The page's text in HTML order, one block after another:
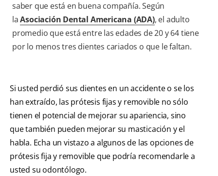
saber que está en buena compañía. Según
laAsociación Dental Americana (ADA), el adulto
promedio que está entre las edades de 20 y 64 tiene
por lo menos tres dientes cariados o que le faltan.
Si usted perdió sus dientes en un accidente o se los
han extraído, las prótesis fijas y removible no sólo
tienen el potencial de mejorar su apariencia, sino
que también pueden mejorar su masticación y el
habla. Echa un vistazo a algunos de las opciones de
prótesis fija y removible que podría recomendarle a
usted su odontólogo.